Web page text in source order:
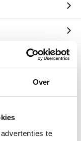
Over
te